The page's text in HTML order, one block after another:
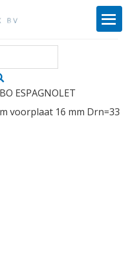
ESPAGNOLET
voorplaat 16 mm Drn=33